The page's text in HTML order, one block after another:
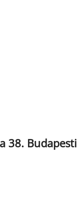
38. Budapesti